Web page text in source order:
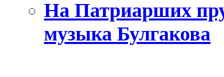
На Патриарших
музыка Булгакова